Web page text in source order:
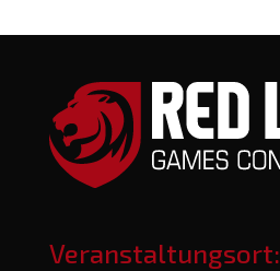
Veranstaltungsort: